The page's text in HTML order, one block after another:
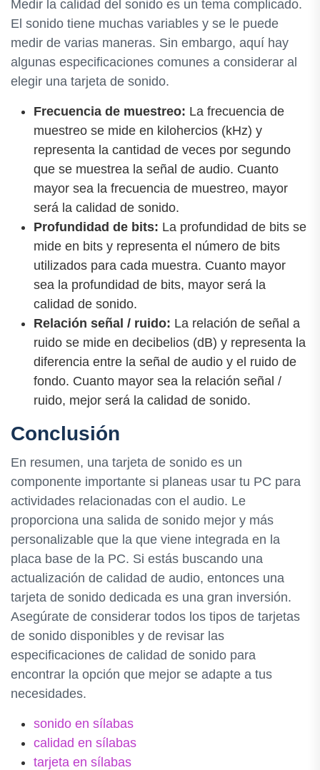
Medir la calidad del sonido es un tema complicado.
El sonido tiene muchas variables y se le puede
medir de varias maneras. Sin embargo, aquí hay
algunas especificaciones comunes a considerar al
elegir una tarjeta de sonido.
Frecuencia de muestreo: La frecuencia de
muestreo se mide en kilohercios (kHz) y
representa la cantidad de veces por segundo
que se muestrea la señal de audio. Cuanto
mayor sea la frecuencia de muestreo, mayor
será la calidad de sonido.
Profundidad de bits: La profundidad de bits se
mide en bits y representa el número de bits
utilizados para cada muestra. Cuanto mayor
sea la profundidad de bits, mayor será la
calidad de sonido.
Relación señal / ruido: La relación de señal a
ruido se mide en decibelios (dB) y representa la
diferencia entre la señal de audio y el ruido de
fondo. Cuanto mayor sea la relación señal /
ruido, mejor será la calidad de sonido.
Conclusión
En resumen, una tarjeta de sonido es un
componente importante si planeas usar tu PC para
actividades relacionadas con el audio. Le
proporciona una salida de sonido mejor y más
personalizable que la que viene integrada en la
placa base de la PC. Si estás buscando una
actualización de calidad de audio, entonces una
tarjeta de sonido dedicada es una gran inversión.
Asegúrate de considerar todos los tipos de tarjetas
de sonido disponibles y de revisar las
especificaciones de calidad de sonido para
encontrar la opción que mejor se adapte a tus
necesidades.
sonido en sílabas
calidad en sílabas
tarjeta en sílabas